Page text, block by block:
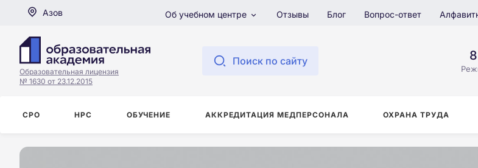
Азов Об учебном центре Отзывы Блог Вопрос-ответ
Образовательная лицензия
№ 1630 от 23.12.2015
Поиск по сайту
СРО НРС ОБУЧЕНИЕ АККРЕДИТАЦИЯ МЕДПЕРСОНАЛА ОХРАНА ТРУДА